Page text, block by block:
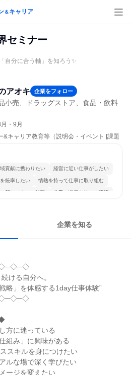
＆キャリア
セミナー
自分に合う軸」を知ろう✨
アオキ 企業をフォロー
小売、ドラッグストア、食品・飲料
・9月
&キャリア教育等（説明会・イベント [課題
貢献に携わりたい 経営に近い仕事がしたい
統率したい 情熱を持って仕事に取り組む
に新しいものに挑戦 若手が裁量を持てる環境
企業を知る
ける自分へ。
略」を体感する1day仕事体験”
方に迷っている
組み」に興味がある
スキルを身につけたい
ルな場で深く学びたい
ージを変えたい